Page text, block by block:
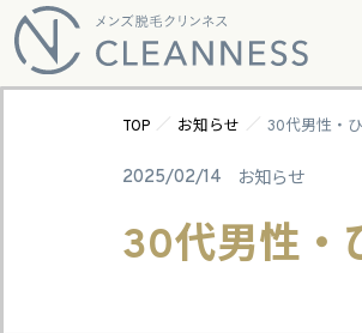
TOP お知らせ 30代男性・
2025/02/14 お知らせ
30代男性・